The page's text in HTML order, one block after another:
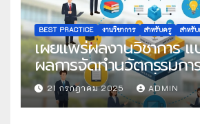
BEST PRACTICE งานวิชาการ สำหรับครู สำหรั
เผยแพร่ผลงานวิชาการ
ผลการจัดทำนวัตกรรมก
คัดเลือกวิธีปฏิบัติที่เป็นเ
21 กรกฎาคม 2025 ADMIN